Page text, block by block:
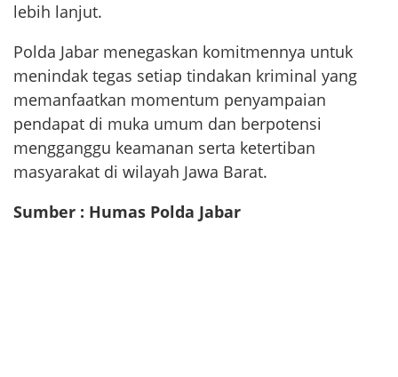
lebih lanjut.
Polda Jabar menegaskan komitmennya untuk
menindak tegas setiap tindakan kriminal yang
memanfaatkan momentum penyampaian
pendapat di muka umum dan berpotensi
mengganggu keamanan serta ketertiban
masyarakat di wilayah Jawa Barat.
Sumber : Humas Polda Jabar